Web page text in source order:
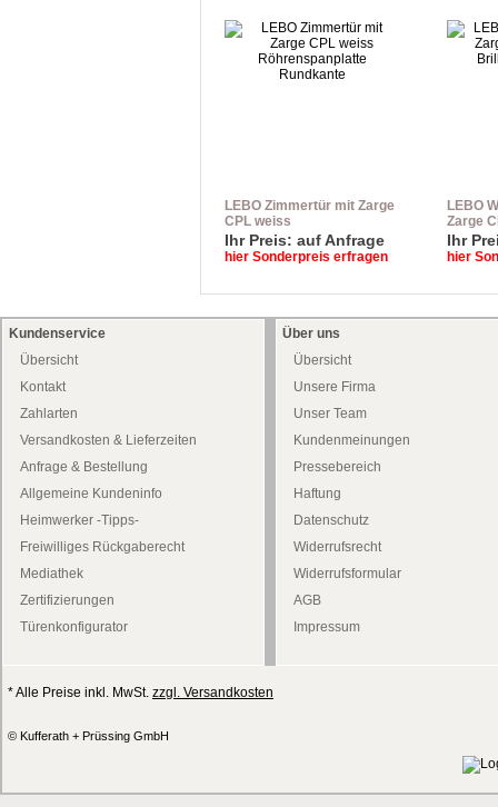
LEBO Zimmertür mit Zarge
CPL weiss
Röhrenspanplatte
Rundkante
Ihr Preis: auf Anfrage
hier Sonderpreis erfragen
LEBO
Zarge
Brillant
Ihr
hier
Kundenservice
Übersicht
Kontakt
Zahlarten
Versandkosten & Lieferzeiten
Anfrage & Bestellung
Allgemeine Kundeninfo
Heimwerker -Tipps-
Freiwilliges Rückgaberecht
Mediathek
Zertifizierungen
Türenkonfigurator
Über uns
Übersicht
Unsere Firma
Unser Team
Kundenmeinungen
Pressebereich
Haftung
Datenschutz
Widerrufsrecht
Widerrufsformular
AGB
Impressum
* Alle Preise inkl. MwSt. zzgl. Versandkosten
© Kufferath + Prüssing GmbH